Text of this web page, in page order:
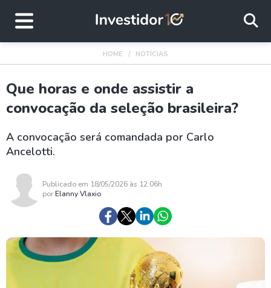
HOME NOTÍCIAS
Que horas e onde assistir a
convocação da seleção brasileira?
A convocação será comandada por Carlo
Ancelotti.
Publicado em 18/05/2026 às 12:06h
porElanny Vlaxio